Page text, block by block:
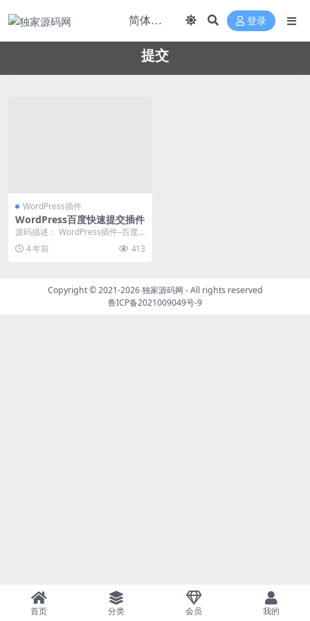
登录
提交
WordPress插件
WordPress百度快速提交插件
源码描述： WordPress插件–百度
快速提交插件 加速百度爬虫和收录-
支持手...
4 年前 413
Copyright © 2021-2026独家源码网 - All rights reserved
鲁ICP备2021009049号-9
首页 分类 会员 我的